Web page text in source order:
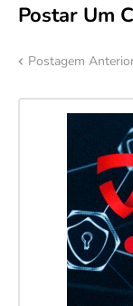
Postar Um
Postagem